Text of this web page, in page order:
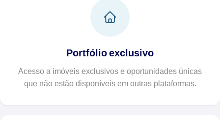
Portfólio exclusivo
Acesso a imóveis exclusivos e oportunidades únicas
que não estão disponíveis em outras plataformas.